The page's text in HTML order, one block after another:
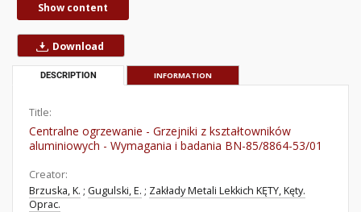
Show content
Download
DESCRIPTION INFORMATION
Title:
Centralne ogrzewanie - Grzejniki z kształtowników
aluminiowych - Wymagania i badania BN-85/8864-53/01
Creator:
Brzuska, K. ; Gugulski, E. ; Zakłady Metali Lekkich KĘTY, Kęty.
Oprac.